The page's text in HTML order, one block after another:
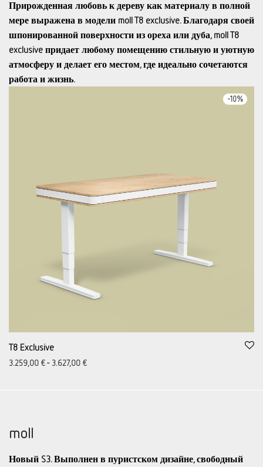
Прирожденная любовь к дереву как материалу в полной
мере выражена в модели moll T8 exclusive. Благодаря своей
шпонированной поверхности из ореха или дуба, mollT8
exclusive придает любому помещению стильную и уютную
атмосферу и делает его местом, где идеально сочетаются
работа и жизнь.
-10%
T8 Exclusive
3.259,00 €- 3.627,00 €
moll
Новый S3. Выполнен в пуристском дизайне, свободный